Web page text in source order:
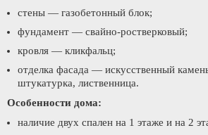
стены — газобетонный блок;
фундамент — свайно-ростверковый;
кровля — кликфальц;
отделка фасада — искусственный
штукатурка, лиственница.
Особенности дома:
наличие двух спален на 1 этаже и на 2